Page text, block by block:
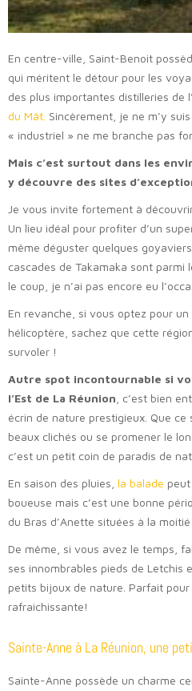
En centre-ville, Saint-Benoit
qui méritent le détour pour les
des plus importantes distilleries de
du Mât. Sincèrement, je ne m’y
« industriel » ne me branche pas
Mais c’est surtout dans les
y découvre des sites
Je vous invite fortement à
Un lieu idéal pour profiter d’un
même déguster quelques
cascades de Takamaka sont parmi
le coup, je n’ai pas encore eu
En revanche, si vous optez pour
hélicoptère, sachez que cette
survoler !
Autre spot incontournable si
l’Est de La Réunion , c’est bien
écrin de nature prestigieux. Que ce
beaux clichés ou se promener le
c’est un petit coin de paradis de
En saison des pluies, la balade
boueuse mais c’est une bonne
du Bras d’Anette situées à la moitié
De même, si vous avez le temps,
ses innombrables pieds de Letchis
petits bijoux de nature. Parfait
rafraichissante!
Sainte-Anne à La Réunion, une
Sainte-Anne possède un charme